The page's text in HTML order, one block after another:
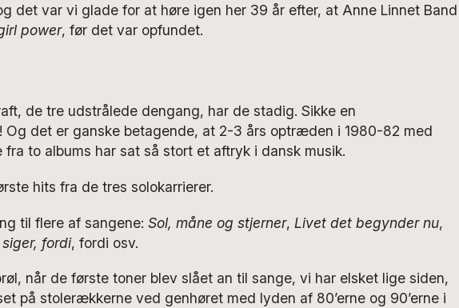
det var vi glade for at høre igen her 39 år efter, at Anne Linnet Band
power, før det var opfundet.
de tre udstrålede dengang, har de stadig. Sikke en
Og det er ganske betagende, at 2-3 års optræden i 1980-82 med
fra to albums har sat så stort et aftryk i dansk musik.
hits fra de tres solokarrierer.
til flere af sangene: Sol, måne og stjerner, Livet det begynder nu,
fordi, fordi osv.
når de første toner blev slået an til sange, vi har elsket lige siden,
på stolerækkerne ved genhøret med lyden af 80’erne og 90’erne i